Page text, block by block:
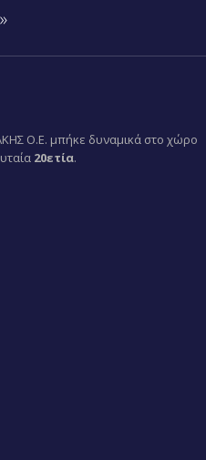
Ο.Ε. μπήκε δυναμικά στο χώρο
20ετία.